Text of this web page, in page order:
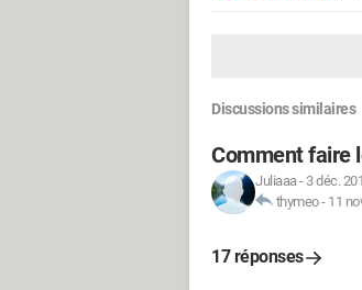
Discussions similaires
Comment faire
Juliaaa- 3 déc.
thymeo- 11
17 réponses